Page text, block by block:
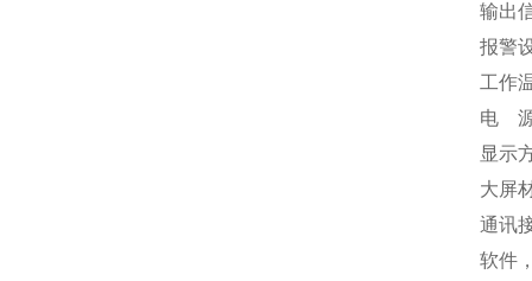
输出
报警
工作
电 源
显示
大屏
通讯
软件